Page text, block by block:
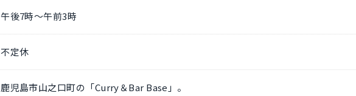
午後7時～午前3時
不定休
鹿児島市山之口町の「Curry＆Bar Base」。